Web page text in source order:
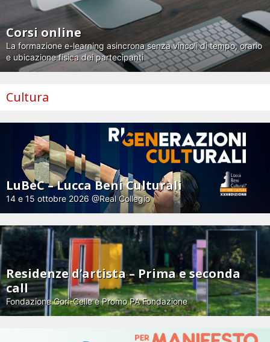
Corsi online
La formazione e-learning asincrona senza vincoli di tempo, orario
e ubicazione fisica dei partecipanti
Cultura
LuBeC – Lucca Beni Culturali
14 e 15 ottobre 2026 @Real Collegio
Residenze d’artista – Prima e seconda
call
Fondazione Gori-Celle e Promo PA Fondazione